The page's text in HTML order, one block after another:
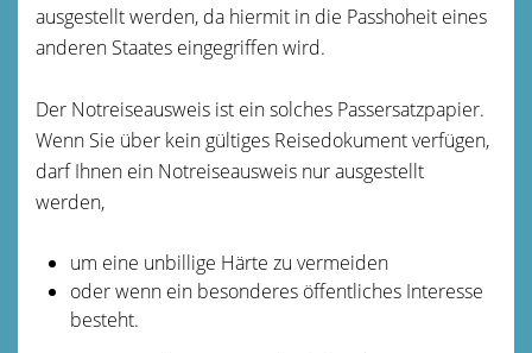
ausgestellt werden, da hiermit in die Passhoheit eines
anderen Staates eingegriffen wird.
Der Notreiseausweis ist ein solches Passersatzpapier.
Wenn Sie über kein gültiges Reisedokument verfügen,
darf Ihnen ein Notreiseausweis nur ausgestellt
werden,
um eine unbillige Härte zu vermeiden
oder wenn ein besonderes öffentliches Interesse
besteht.